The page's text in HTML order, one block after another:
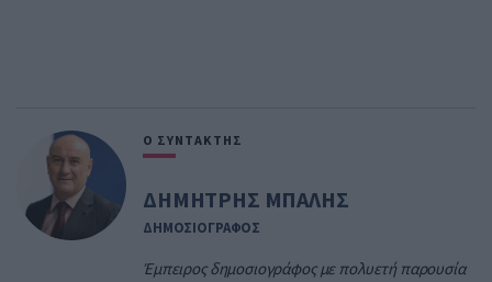
Ο ΣΥΝΤΑΚΤΗΣ
ΔΗΜΗΤΡΗΣ ΜΠΑΛΗΣ
ΔΗΜΟΣΙΟΓΡΑΦΟΣ
Έμπειρος δημοσιογράφος με πολυετή παρουσία